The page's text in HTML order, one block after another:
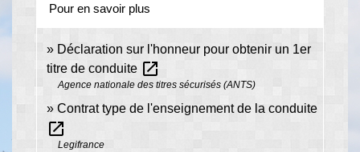
Pour en savoir plus
Déclaration sur l'honneur pour obtenir un 1er
titre de conduite open_in_new
Agence nationale des titres sécurisés (ANTS)
Contrat type de l'enseignement de la conduite
open_in_new
Legifrance